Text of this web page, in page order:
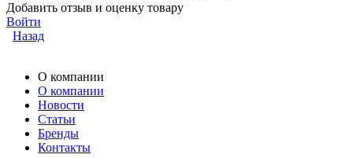
Добавить отзыв и оценку товару
Войти
Назад
О компании
О компании
Новости
Статьи
Бренды
Контакты